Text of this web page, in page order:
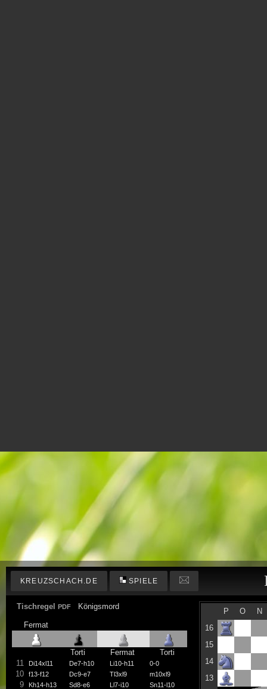
KREUZSCHACH.DE SPIELE
Tischregel PDF Königsmord
Fermat
Torti Fermat
Torti
11
Di14xl11 De7-h10 Li10-h11 0-0
10 f13-f12 Dc9-e7 Tl3xl9 m10xl9
9 Kh14-h13 Sd8-e6 Ll7-i10 Sn11-l10
P O
N
16
15
14
13